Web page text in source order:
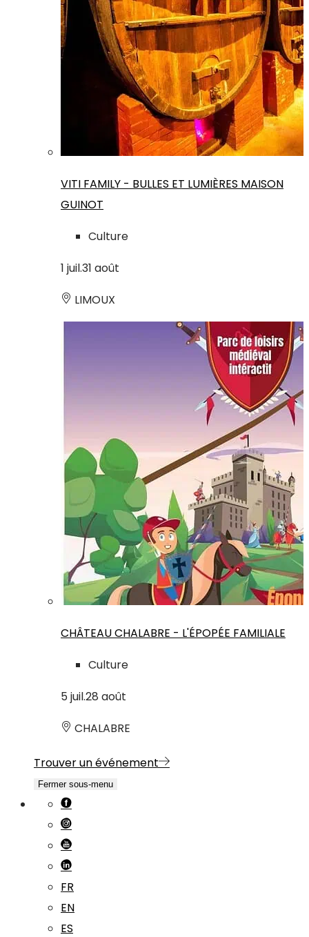
VITI FAMILY - BULLES ET LUMIÈRES MAISON
GUINOT
Culture
1 juil.31 août
LIMOUX
CHÂTEAU CHALABRE - L'ÉPOPÉE FAMILIALE
Culture
5 juil.28 août
CHALABRE
Trouver un événement
Fermer sous-menu
FR
EN
ES